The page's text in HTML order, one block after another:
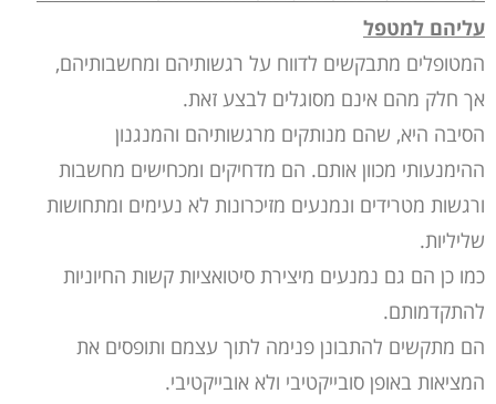
עליהם למטפל
המטופלים מתבקשים לדווח על רגשותיהם ומחשבותיהם,
אך חלק מהם אינם מסוגלים לבצע זאת.
הסיבה היא, שהם מנותקים מרגשותיהם והמנגנון
ההימנעותי מכוון אותם. הם מדחיקים ומכחישים מחשבות
ורגשות מטרידים ונמנעים מזיכרונות לא נעימים ומתחושות
שליליות.
כמו כן הם גם נמנעים מיצירת סיטואציות קשות החיוניות
להתקדמותם.
הם מתקשים להתבונן פנימה לתוך עצמם ותופסים את
המציאות באופן סובייקטיבי ולא אובייקטיבי.